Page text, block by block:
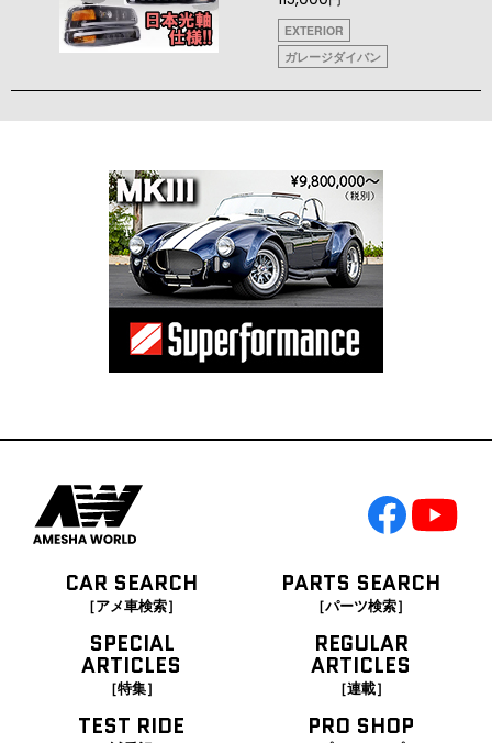
EXTERIOR
ガレージダイバン
CAR SEARCH
［アメ車検索］
PARTS SEARCH
［パーツ検索］
SPECIAL
ARTICLES
［特集］
REGULAR
ARTICLES
［連載］
TEST RIDE PRO SHOP